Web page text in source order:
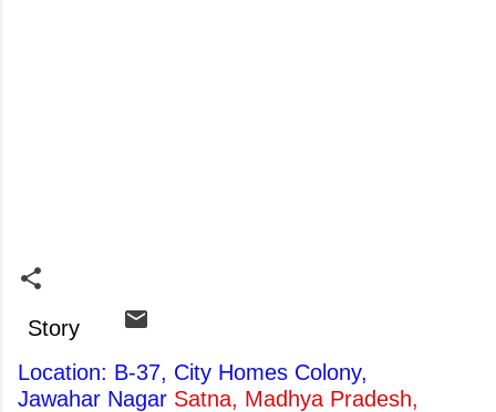
Story
Location: B-37, City Homes Colony,
Jawahar Nagar Satna, Madhya Pradesh,